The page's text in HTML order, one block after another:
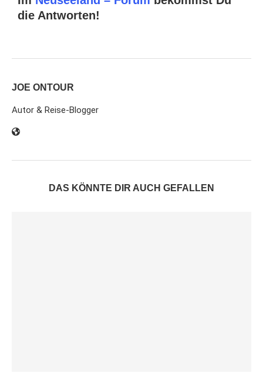
die Antworten!
JOE ONTOUR
Autor & Reise-Blogger
DAS KÖNNTE DIR AUCH GEFALLEN